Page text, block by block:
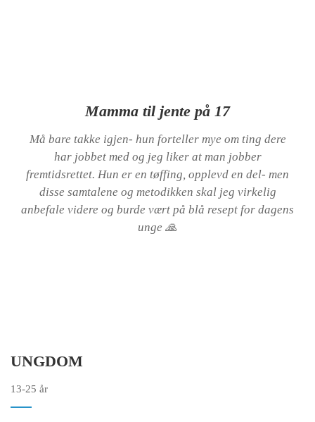
Mamma til jente på 17
Må bare takke igjen- hun forteller mye om ting dere
har jobbet med og jeg liker at man jobber
fremtidsrettet. Hun er en tøffing, opplevd en del- men
disse samtalene og metodikken skal jeg virkelig
anbefale videre og burde vært på blå resept for dagens
unge 🙏
UNGDOM
13-25 år